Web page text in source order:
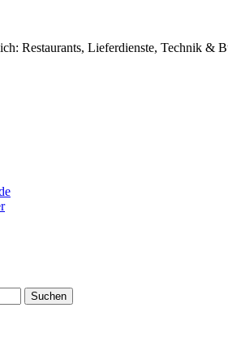
Restaurants, Lieferdienste, Technik &